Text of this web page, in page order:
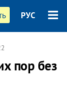
РУС
пор без